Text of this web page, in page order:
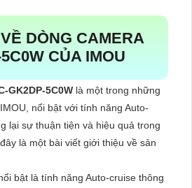
DÒNG CAMERA
CỦA IMOU
GK2DP-5C0W là một trong những
nổi bật với tính năng Auto-
lại sự thuận tiện và hiệu quả trong
là một bài viết giới thiệu về sản
bật là tính năng Auto-cruise thông